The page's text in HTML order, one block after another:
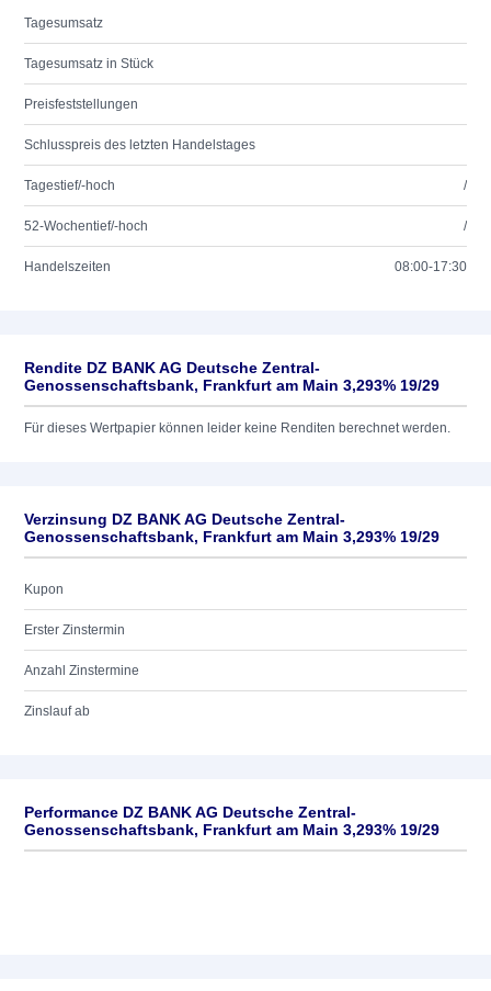
Tagesumsatz
Tagesumsatz in Stück
Preisfeststellungen
Schlusspreis des letzten Handelstages
Tagestief/-hoch /
52-Wochentief/-hoch /
Handelszeiten 08:00-17:30
Rendite DZ BANK AG Deutsche Zentral-
Genossenschaftsbank, Frankfurt am Main 3,293% 19/29
Für dieses Wertpapier können leider keine Renditen berechnet werden.
Verzinsung DZ BANK AG Deutsche Zentral-
Genossenschaftsbank, Frankfurt am Main 3,293% 19/29
Kupon
Erster Zinstermin
Anzahl Zinstermine
Zinslauf ab
Performance DZ BANK AG Deutsche Zentral-
Genossenschaftsbank, Frankfurt am Main 3,293% 19/29